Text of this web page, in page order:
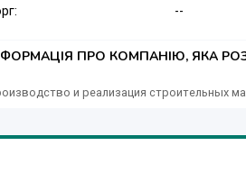
--
ПРО КОМПАНІЮ, ЯКА
и реализация строительных